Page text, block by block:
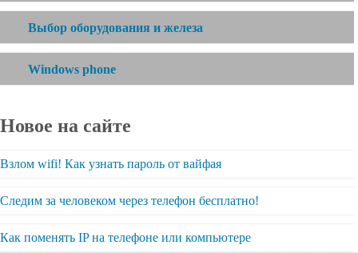
Выбор оборудования и железа
Windows phone
Новое на сайте
Взлом wifi! Как узнать пароль от вайфая
Следим за человеком через телефон бесплатно!
Как поменять IP на телефоне или компьютере